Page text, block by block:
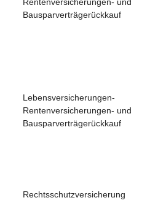
Bausparverträgerückkauf
Lebensversicherungen-
Rentenversicherungen- und
Bausparverträgerückkauf
Rechtsschutzversicherung